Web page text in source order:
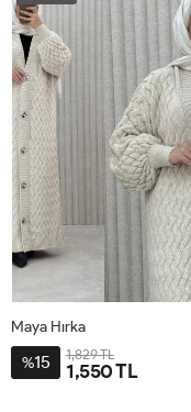
Maya Hırka
%15 1,829 TL
1,550 TL